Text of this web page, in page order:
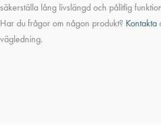
säkerställa lång livslängd och pålitlig
Har du frågor om någon produkt? Kontakta
vägledning.